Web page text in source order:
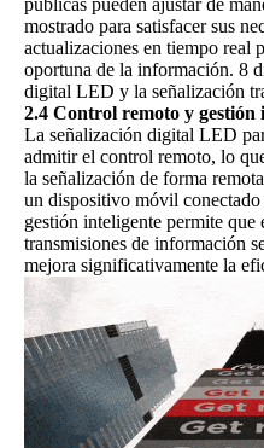
mostrado para satisfacer sus
actualizaciones en tiempo real
oportuna de la información. 8
digital LED y la señalización
2.4 Control remoto y gestión
La señalización digital LED
admitir el control remoto, lo
la señalización de forma
un dispositivo móvil conectado
gestión inteligente permite
transmisiones de información
mejora significativamente la